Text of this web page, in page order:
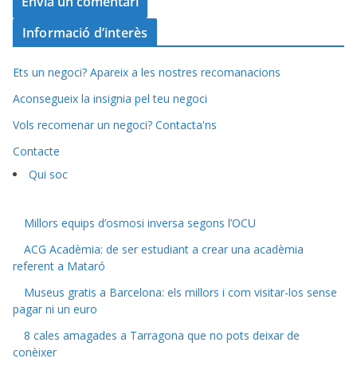
Informació d’interès
Ets un negoci? Apareix a les nostres recomanacions
Aconsegueix la insignia pel teu negoci
Vols recomenar un negoci? Contacta'ns
Contacte
Qui soc
Millors equips d’osmosi inversa segons l’OCU
ACG Acadèmia: de ser estudiant a crear una acadèmia
referent a Mataró
Museus gratis a Barcelona: els millors i com visitar-los sense
pagar ni un euro
8 cales amagades a Tarragona que no pots deixar de
conèixer